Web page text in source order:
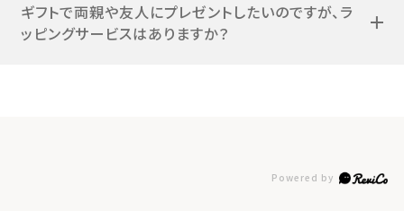
ギフトで両親や友人にプレゼントしたいのですが、ラ
ッピングサービスはありますか？